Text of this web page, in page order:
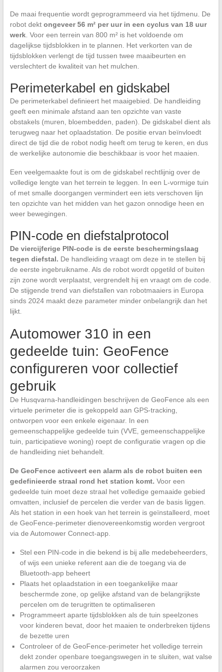
De maai frequentie wordt geprogrammeerd via het tijdmenu. De
robot dekt ongeveer 56 m² per uur in een cyclus van 18 uur
werk. Voor een terrein van 800 m² is het voldoende om
dagelijkse tijdsblokken in te plannen. Het verkorten van de
tijdsblokken verlengt de tijd tussen twee maaibeurten en
verslechtert de kwaliteit van het mulchen.
Perimeterkabel en gidskabel
De perimeterkabel definieert het maaigebied. De handleiding
geeft een minimale afstand aan ten opzichte van vaste
obstakels (muren, bloembedden, paden). De gidskabel dient als
terugweg naar het oplaadstation. De positie ervan beïnvloedt
direct de tijd die de robot nodig heeft om terug te keren, en dus
de werkelijke autonomie die beschikbaar is voor het maaien.
Een veelgemaakte fout is om de gidskabel rechtlijnig over de
volledige lengte van het terrein te leggen. In een L-vormige tuin
of met smalle doorgangen vermindert een iets verschoven lijn
ten opzichte van het midden van het gazon onnodige heen en
weer bewegingen.
PIN-code en diefstalprotocol
De viercijferige PIN-code is de eerste beschermingslaag
tegen diefstal. De handleiding vraagt om deze in te stellen bij
de eerste ingebruikname. Als de robot wordt opgetild of buiten
zijn zone wordt verplaatst, vergrendelt hij en vraagt om de code.
De stijgende trend van diefstallen van robotmaaiers in Europa
sinds 2024 maakt deze parameter minder onbelangrijk dan het
lijkt.
Automower 310 in een
gedeelde tuin: GeoFence
configureren voor collectief
gebruik
De Husqvarna-handleidingen beschrijven de GeoFence als een
virtuele perimeter die is gekoppeld aan GPS-tracking,
ontworpen voor een enkele eigenaar. In een
gemeenschappelijke gedeelde tuin (VVE, gemeenschappelijke
tuin, participatieve woning) roept de configuratie vragen op die
de handleiding niet behandelt.
De GeoFence activeert een alarm als de robot buiten een
gedefinieerde straal rond het station komt. Voor een
gedeelde tuin moet deze straal het volledige gemaaide gebied
omvatten, inclusief de percelen die verder van de basis liggen.
Als het station in een hoek van het terrein is geïnstalleerd, moet
de GeoFence-perimeter dienovereenkomstig worden vergroot
via de Automower Connect-app.
Stel een PIN-code in die bekend is bij alle medebeheerders,
of wijs een unieke referent aan die de toegang via de
Bluetooth-app beheert
Plaats het oplaadstation in een toegankelijke maar
beschermde zone, op gelijke afstand van de belangrijkste
percelen om de terugritten te optimaliseren
Programmeert aparte tijdsblokken als de tuin speelzones
voor kinderen bevat, door het maaien te onderbreken tijdens
de bezette uren
Controleer of de GeoFence-perimeter het volledige terrein
dekt zonder openbare toegangswegen in te sluiten, wat valse
alarmen zou veroorzaken